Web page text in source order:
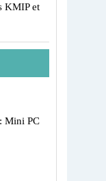
KMIP et
Mini PC